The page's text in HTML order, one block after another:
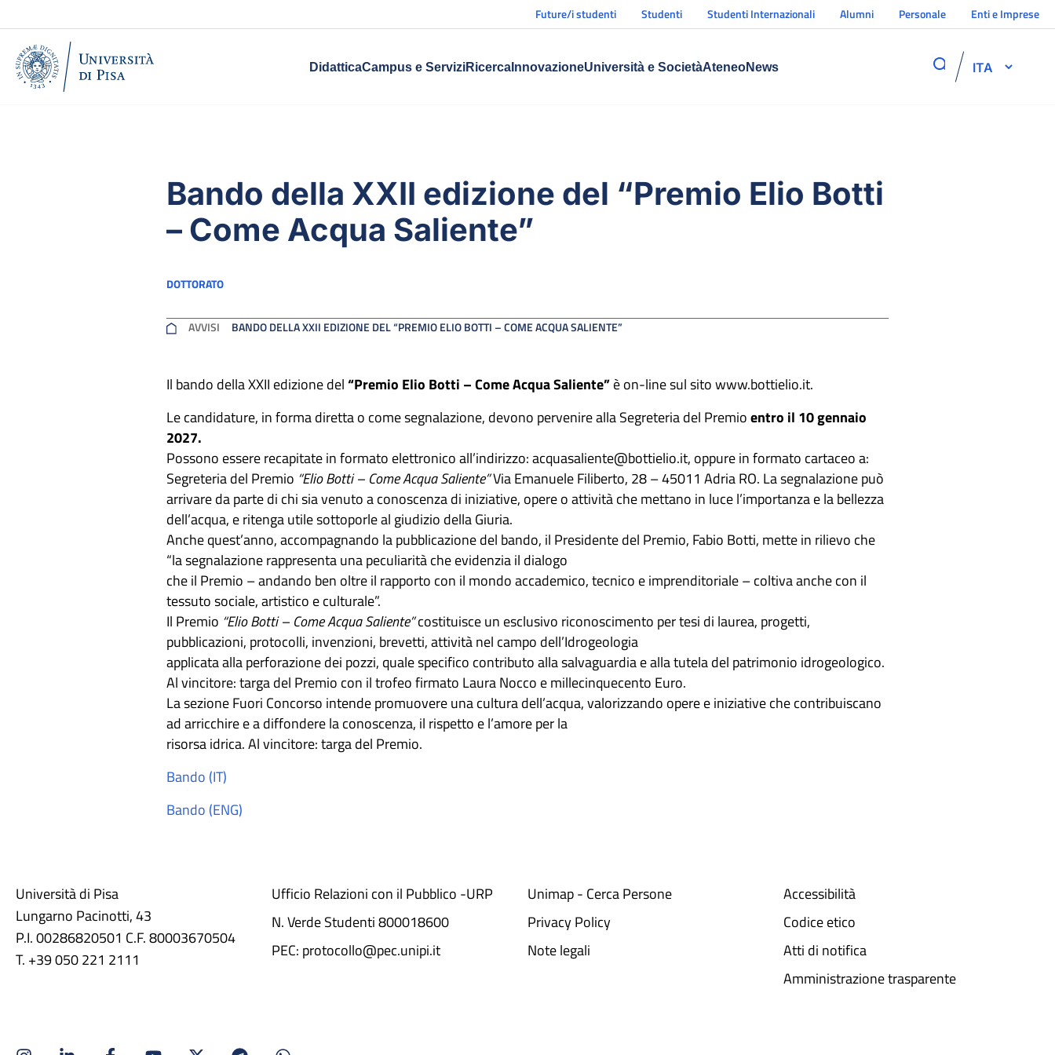
Future/i studenti Studenti Studenti Internazionali Alumni Personale Enti e Imprese
DidatticaCampus e ServiziRicercaInnovazioneUniversità e SocietàAteneoNews ITA
Bando della XXII edizione del “Premio Elio Botti
– Come Acqua Saliente”
DOTTORATO
AVVISI BANDO DELLA XXII EDIZIONE DEL “PREMIO ELIO BOTTI – COME ACQUA SALIENTE”
Il bando della XXII edizione del“Premio Elio Botti – Come Acqua Saliente”è on-line sul sito www.bottielio.it.
Le candidature, in forma diretta o come segnalazione, devono pervenire alla Segreteria del Premioentro il 10 gennaio
2027.
Possono essere recapitate in formato elettronico all’indirizzo: acquasaliente@bottielio.it, oppure in formato cartaceo a:
Segreteria del Premio “Elio Botti – Come Acqua Saliente”Via Emanuele Filiberto, 28 – 45011 Adria RO. La segnalazione può
arrivare da parte di chi sia venuto a conoscenza di iniziative, opere o attività che mettano in luce l’importanza e la bellezza
dell’acqua, e ritenga utile sottoporle al giudizio della Giuria.
Anche quest’anno, accompagnando la pubblicazione del bando, il Presidente del Premio, Fabio Botti, mette in rilievo che
“la segnalazione rappresenta una peculiarità che evidenzia il dialogo
che il Premio – andando ben oltre il rapporto con il mondo accademico, tecnico e imprenditoriale – coltiva anche con il
tessuto sociale, artistico e culturale”.
Il Premio “Elio Botti – Come Acqua Saliente”costituisce un esclusivo riconoscimento per tesi di laurea, progetti,
pubblicazioni, protocolli, invenzioni, brevetti, attività nel campo dell’Idrogeologia
applicata alla perforazione dei pozzi, quale specifico contributo alla salvaguardia e alla tutela del patrimonio idrogeologico.
Al vincitore: targa del Premio con il trofeo firmato Laura Nocco e millecinquecento Euro.
La sezione Fuori Concorso intende promuovere una cultura dell’acqua, valorizzando opere e iniziative che contribuiscano
ad arricchire e a diffondere la conoscenza, il rispetto e l’amore per la
risorsa idrica. Al vincitore: targa del Premio.
Bando (IT)
Bando (ENG)
Università di Pisa
Lungarno Pacinotti, 43
P.I. 00286820501 C.F. 80003670504
T. +39 050 221 2111
Ufficio Relazioni con il Pubblico -URP
N. Verde Studenti 800018600​
PEC: protocollo@pec.unipi.it
Unimap - Cerca Persone
Privacy Policy
Note legali
Accessibilità
Codice etico
Atti di notifica
Amministrazione trasparente